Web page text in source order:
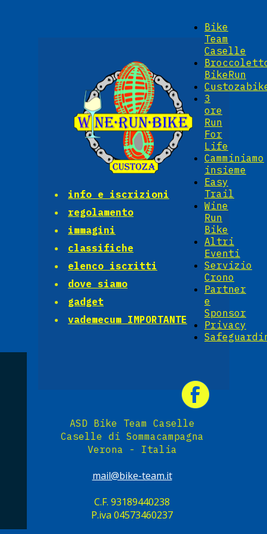
Bike
Team
Caselle
BikeRun
3
ore
Run
For
Life
Camminiamo
insieme
Easy
Trail
Wine
Run
Bike
Altri
Eventi
Servizio
Crono
Partner
e
Sponsor
Privacy
info e iscrizioni
regolamento
immagini
classifiche
elenco iscritti
dove siamo
gadget
vademecum IMPORTANTE
ASD Bike Team Caselle
Caselle di Sommacampagna
Verona - Italia
mail@bike-team.it
C.F. 93189440238
P.iva 04573460237